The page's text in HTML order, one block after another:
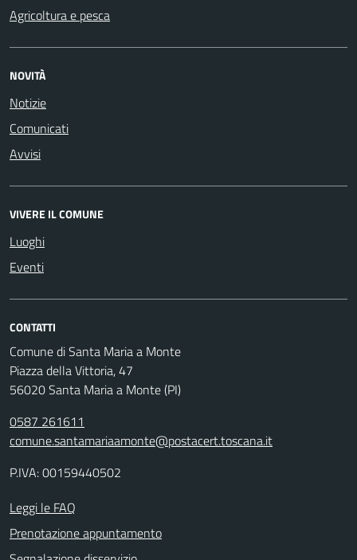
Agricoltura e pesca
NOVITÀ
Notizie
Comunicati
Avvisi
VIVERE IL COMUNE
Luoghi
Eventi
CONTATTI
Comune di Santa Maria a Monte
Piazza della Vittoria, 47
56020 Santa Maria a Monte (PI)
0587 261611
comune.santamariaamonte@postacert.toscana.it
P.IVA: 00159440502
Leggi le FAQ
Prenotazione appuntamento